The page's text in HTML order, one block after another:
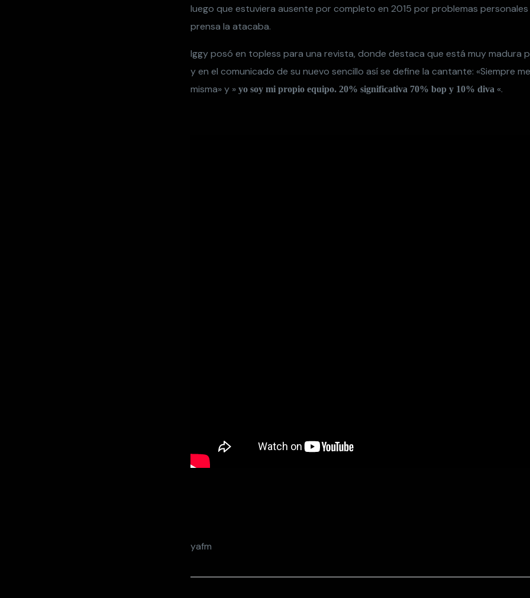
luego que estuviera ausente por completo en 2015 por problemas
prensa la atacaba.
Iggy posó en topless para una revista, donde destaca que está muy madura
y en el comunicado de su nuevo sencillo así se define la cantante: «Siempre
misma» y » yo soy mi propio equipo. 20% significativa 70% bop y 10% diva «.
yafm